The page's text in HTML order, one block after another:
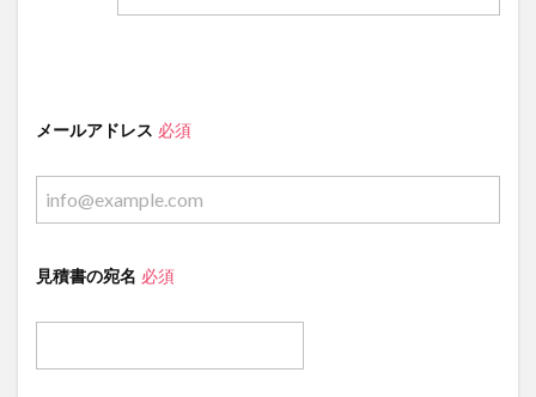
メールアドレス 必須
見積書の宛名 必須